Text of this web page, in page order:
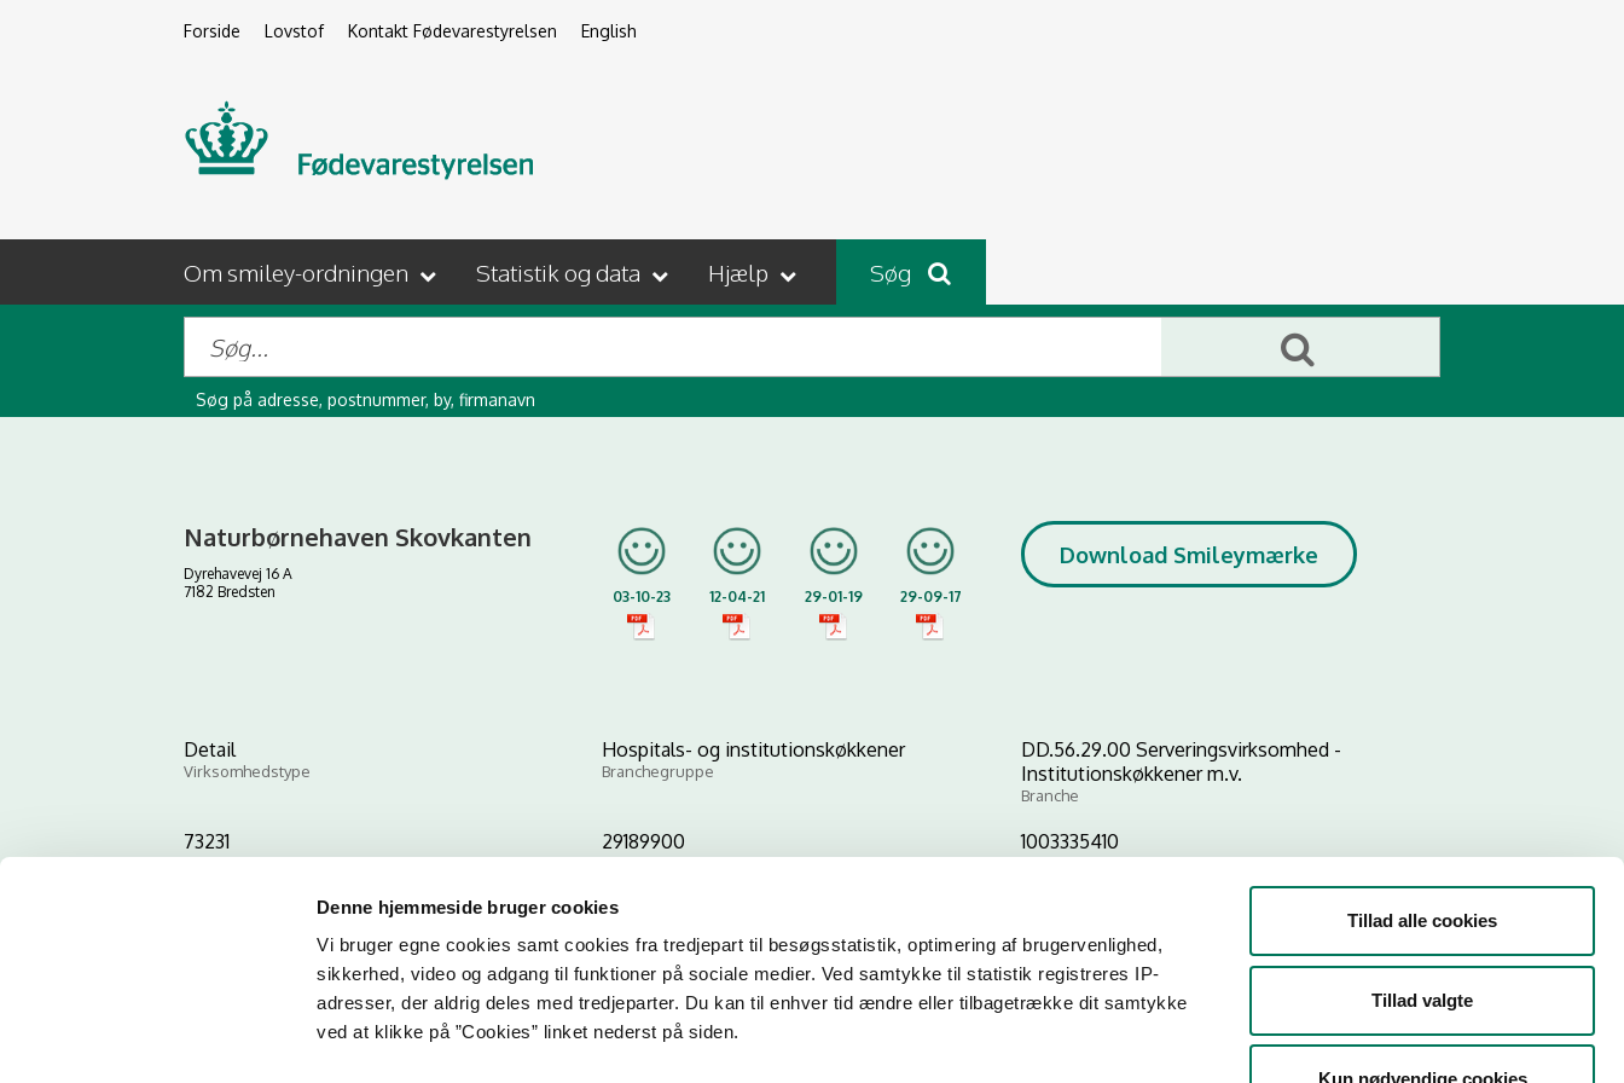
Denne hjemmeside bruger cookies
Vi bruger egne cookies samt cookies fra tredjepart til besøgsstatistik, optimering af brugervenlighed,
sikkerhed, video og adgang til funktioner på sociale medier. Ved samtykke til statistik registreres IP-
adresser, der aldrig deles med tredjeparter. Du kan til enhver tid ændre eller tilbagetrække dit samtykke
ved at klikke på ”Cookies” linket nederst på siden.
Tillad alle cookies
Tillad valgte
Kun nødvendige cookies
Forside Lovstof Kontakt Fødevarestyrelsen English
Om smiley-ordningen Statistik og data Hjælp Søg
Søg på adresse, postnummer, by, firmanavn
Naturbørnehaven Skovkanten
Dyrehavevej 16 A
7182 Bredsten
03-10-23 12-04-21 29-01-19 29-09-17
Download Smileymærke
Detail
Virksomhedstype
Hospitals- og institutionskøkkener
Branchegruppe
DD.56.29.00 Serveringsvirksomhed -
Institutionskøkkener m.v.
Branche
73231
ID-nummer
29189900
CVR-nr
1003335410
P-nr
Kopier link til at indsætte på virksomhedens hjemmeside